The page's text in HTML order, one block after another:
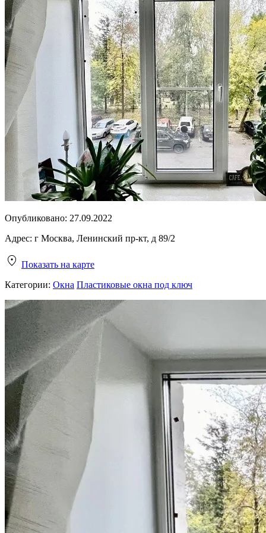
Опубликовано: 27.09.2022
Адрес: г Москва, Ленинский пр-кт, д 89/2
Показать на карте
Категории: Окна Пластиковые окна под ключ